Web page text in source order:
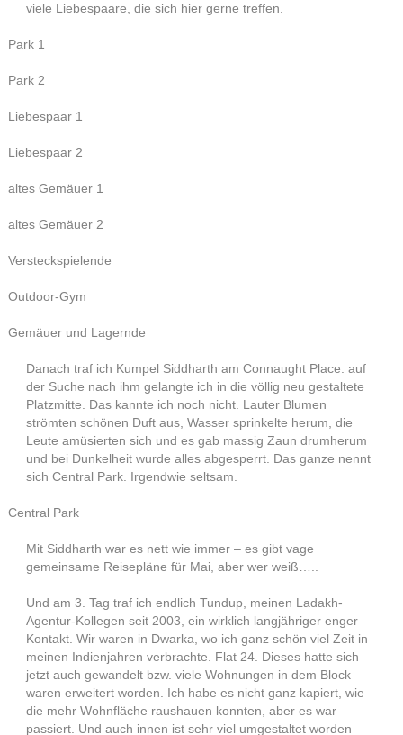
viele Liebespaare, die sich hier gerne treffen.
Park 1
Park 2
Liebespaar 1
Liebespaar 2
altes Gemäuer 1
altes Gemäuer 2
Versteckspielende
Outdoor-Gym
Gemäuer und Lagernde
Danach traf ich Kumpel Siddharth am Connaught Place. auf
der Suche nach ihm gelangte ich in die völlig neu gestaltete
Platzmitte. Das kannte ich noch nicht. Lauter Blumen
strömten schönen Duft aus, Wasser sprinkelte herum, die
Leute amüsierten sich und es gab massig Zaun drumherum
und bei Dunkelheit wurde alles abgesperrt. Das ganze nennt
sich Central Park. Irgendwie seltsam.
Central Park
Mit Siddharth war es nett wie immer – es gibt vage
gemeinsame Reisepläne für Mai, aber wer weiß…..
Und am 3. Tag traf ich endlich Tundup, meinen Ladakh-
Agentur-Kollegen seit 2003, ein wirklich langjähriger enger
Kontakt. Wir waren in Dwarka, wo ich ganz schön viel Zeit in
meinen Indienjahren verbrachte. Flat 24. Dieses hatte sich
jetzt auch gewandelt bzw. viele Wohnungen in dem Block
waren erweitert worden. Ich habe es nicht ganz kapiert, wie
die mehr Wohnfläche raushauen konnten, aber es war
passiert. Und auch innen ist sehr viel umgestaltet worden –